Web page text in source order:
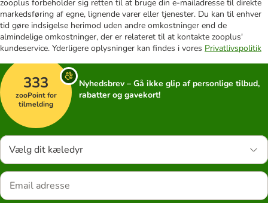
zooplus forbeholder sig retten til at bruge din e-mailadresse til direkte
markedsføring af egne, lignende varer eller tjenester. Du kan til enhver
tid gøre indsigelse herimod uden andre omkostninger end de
almindelige omkostninger, der er relateret til at kontakte zooplus'
kundeservice. Yderligere oplysninger kan findes i vores Privatlivspolitik
333
zooPoint for
tilmelding
Nyhedsbrev – Gå ikke glip af personlige tilbud,
rabatter og gavekort!
Vælg dit kæledyr